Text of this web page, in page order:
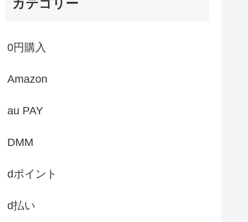
カテゴリー
0円購入
Amazon
au PAY
DMM
dポイント
d払い